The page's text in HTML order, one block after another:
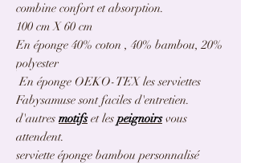
combine confort et absorption.
100 cm X 60 cm
En éponge 40% coton , 40% bambou, 20%
polyester
En éponge OEKO-TEX les serviettes
Fabysamuse sont faciles d'entretien.
d'autres motifset les peignoirsvous
attendent.
serviette éponge bambou personnalisé